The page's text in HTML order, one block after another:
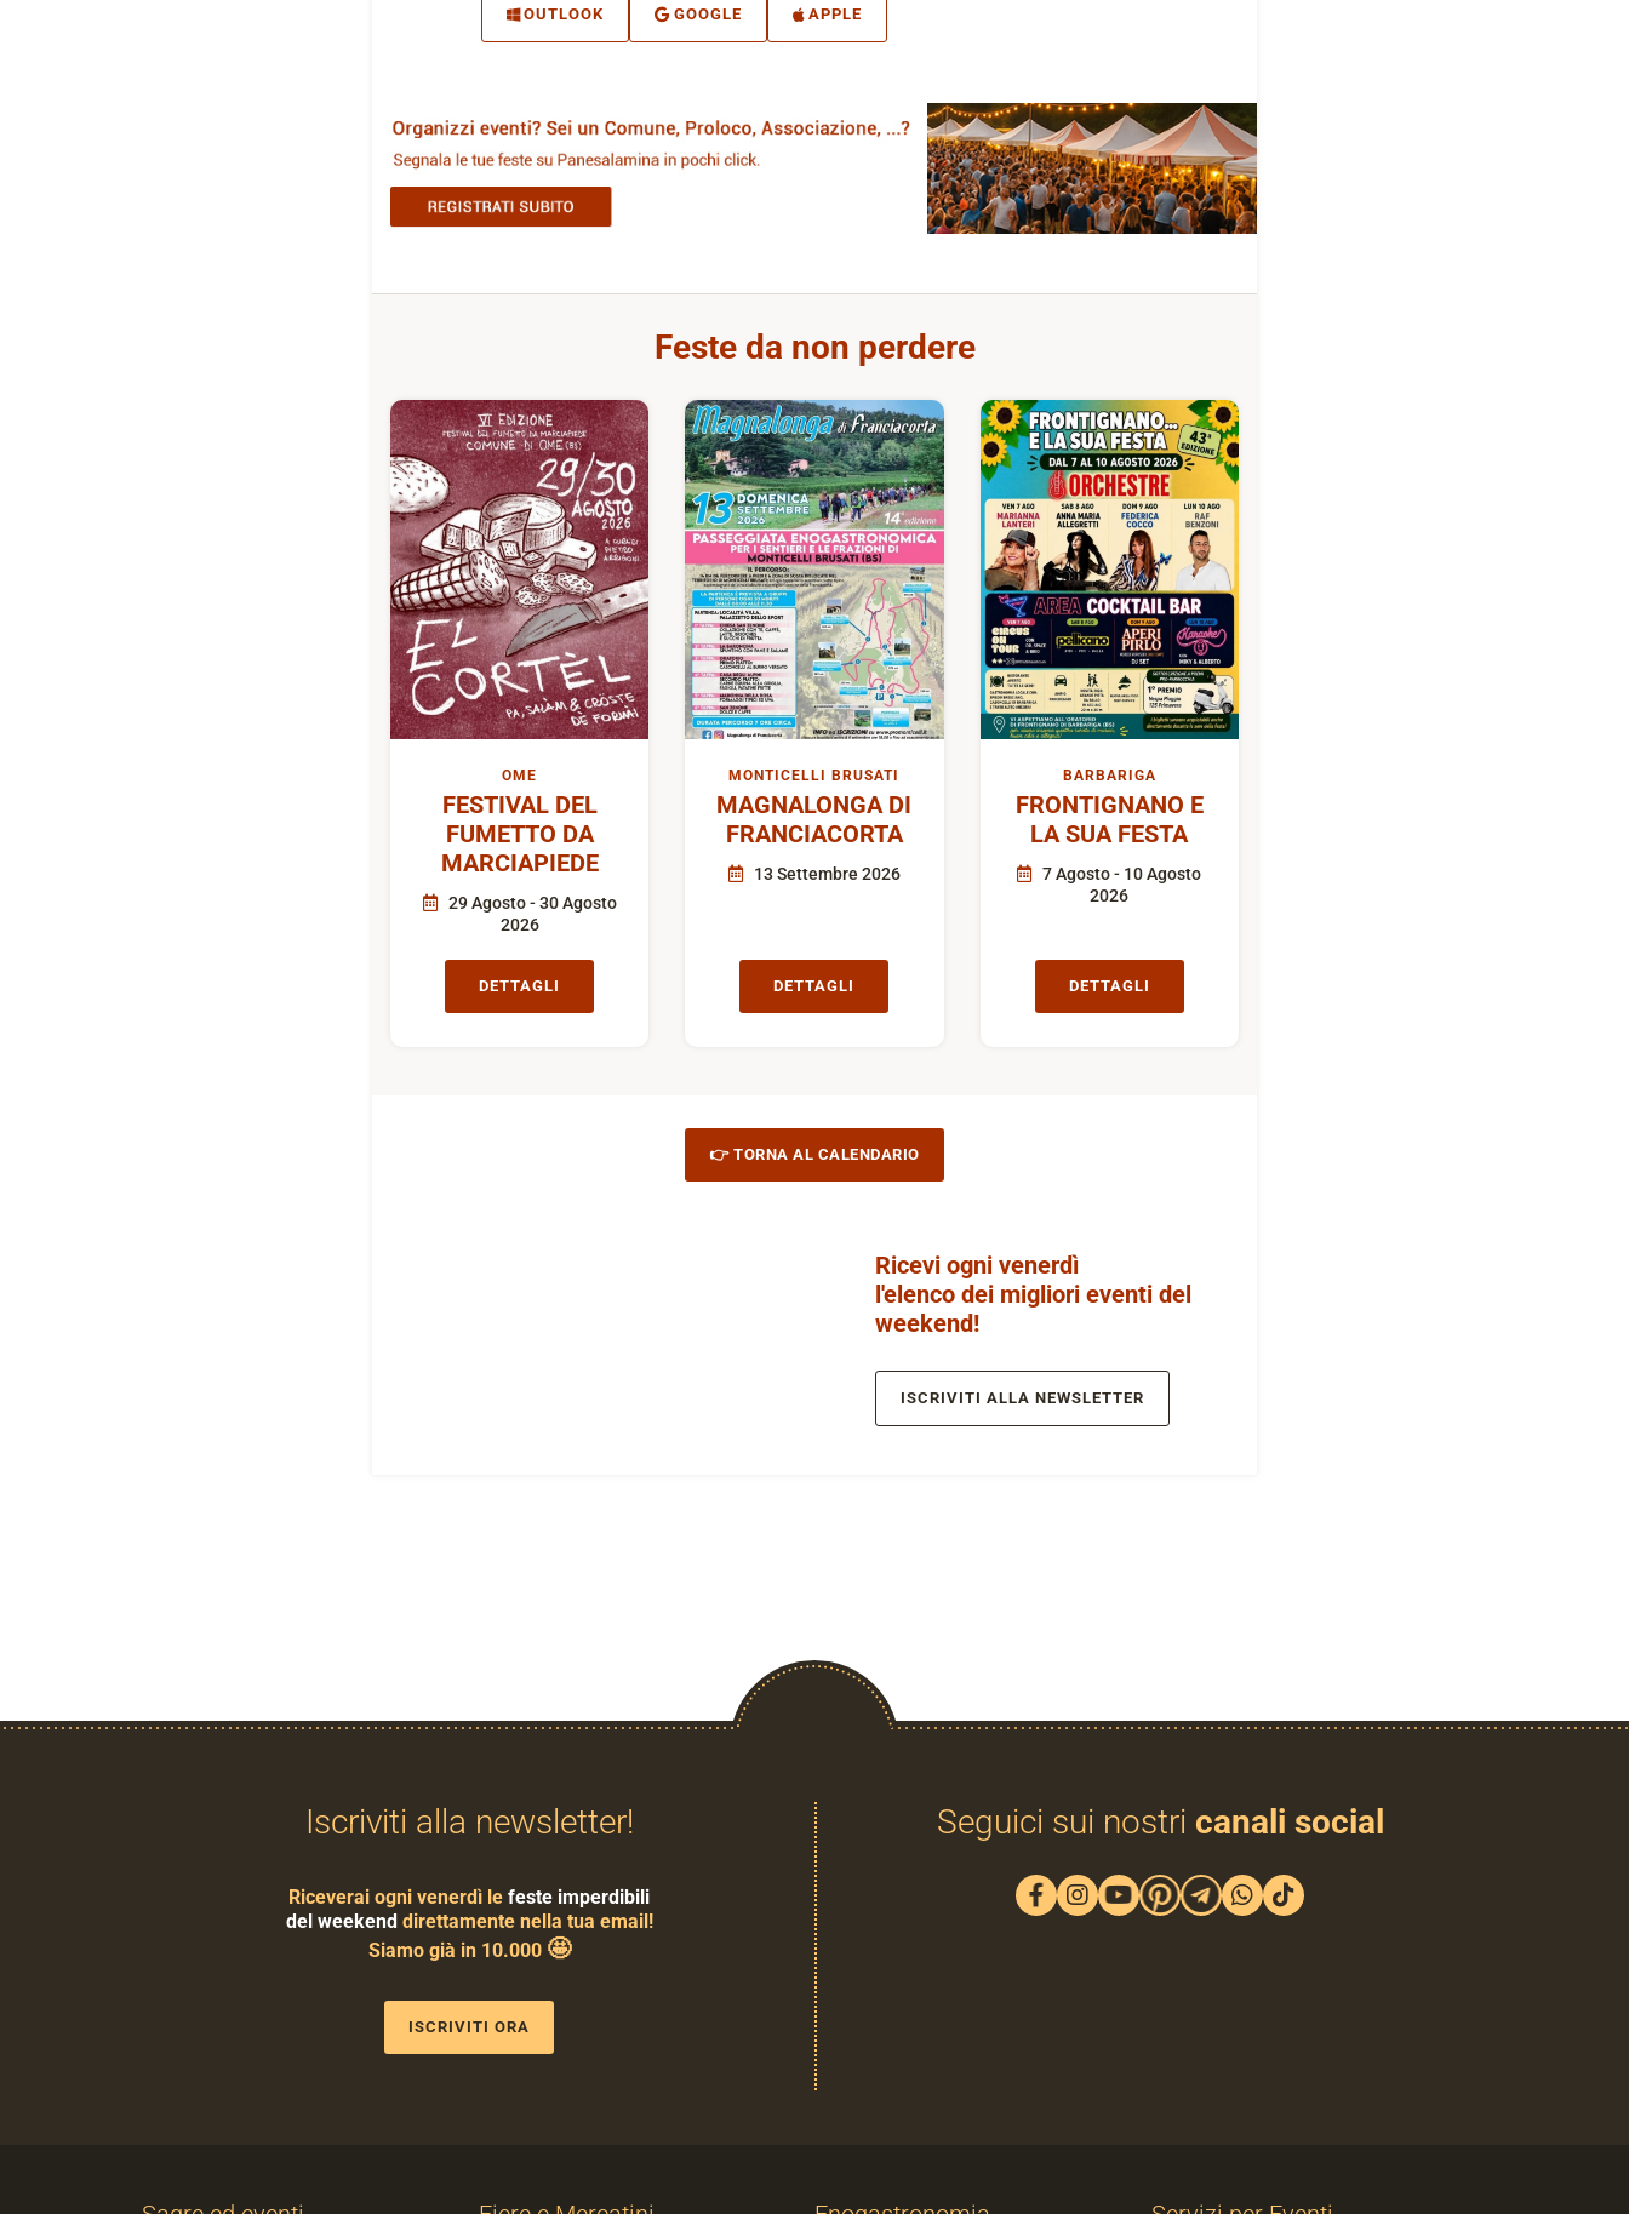
OUTLOOK GOOGLE APPLE
Feste da non perdere
OME
FESTIVAL DEL
FUMETTO DA
MARCIAPIEDE
29 Agosto - 30 Agosto
2026
DETTAGLI
MONTICELLI BRUSATI
MAGNALONGA DI
FRANCIACORTA
13 Settembre 2026
DETTAGLI
BARBARIGA
FRONTIGNANO E
LA SUA FESTA
7 Agosto - 10 Agosto
2026
DETTAGLI
👉 TORNA AL CALENDARIO
Ricevi ogni venerdì
l'elenco dei migliori eventi del
weekend!
ISCRIVITI ALLA NEWSLETTER
Iscriviti alla newsletter!
Riceverai ogni venerdì le feste imperdibili
del weekend direttamente nella tua email!
Siamo già in 10.000 🤩
ISCRIVITI ORA
Seguici sui nostri canali social